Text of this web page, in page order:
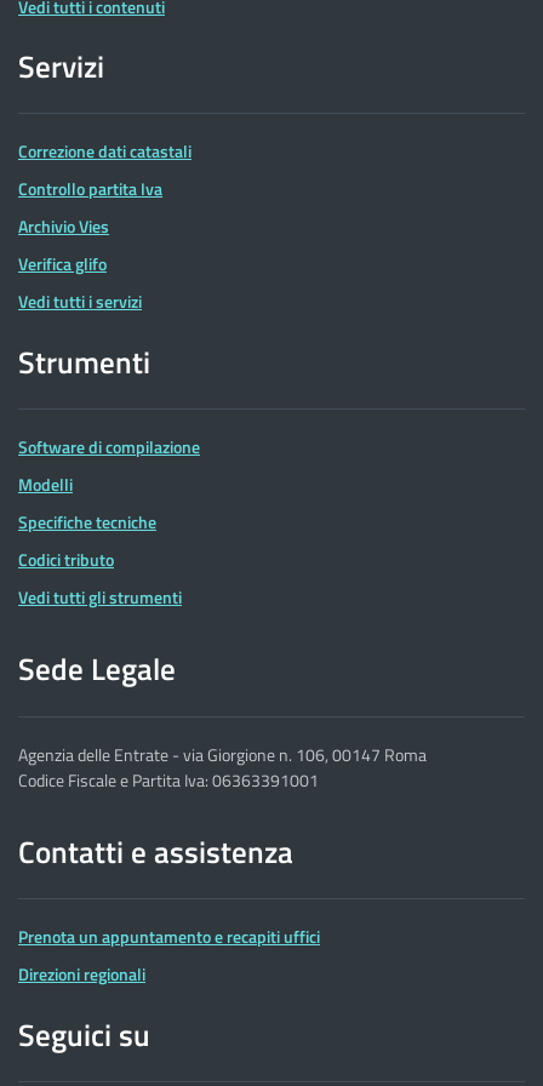
Vedi tutti i contenuti
Servizi
Correzione dati catastali
Controllo partita Iva
Archivio Vies
Verifica glifo
Vedi tutti i servizi
Strumenti
Software di compilazione
Modelli
Specifiche tecniche
Codici tributo
Vedi tutti gli strumenti
Sede Legale
Agenzia delle Entrate - via Giorgione n. 106, 00147 Roma
Codice Fiscale e Partita Iva: 06363391001
Contatti e assistenza
Prenota un appuntamento e recapiti uffici
Direzioni regionali
Seguici su